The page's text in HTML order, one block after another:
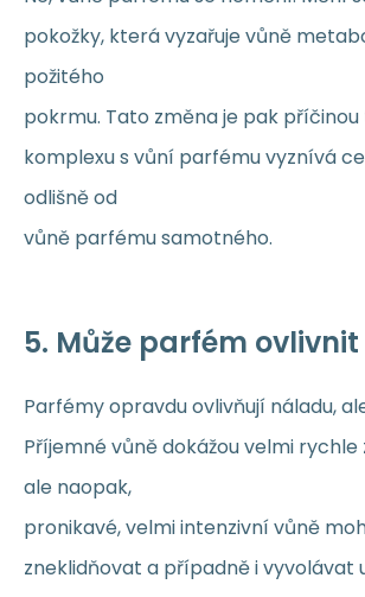
pokožky, která vyzařuje vůně
požitého
pokrmu. Tato změna je pak
komplexu s vůní parfému vyznívá
odlišně od
vůně parfému samotného.
5. Může parfém
Parfémy opravdu ovlivňují náladu,
Příjemné vůně dokážou velmi rychle
ale naopak,
pronikavé, velmi intenzivní vůně
zneklidňovat a případně i vyvolávat